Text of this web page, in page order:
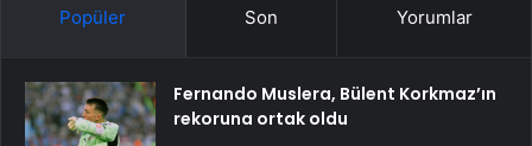
Popüler Son Yorumlar
Fernando Muslera, Bülent Korkmaz’ın
rekoruna ortak oldu